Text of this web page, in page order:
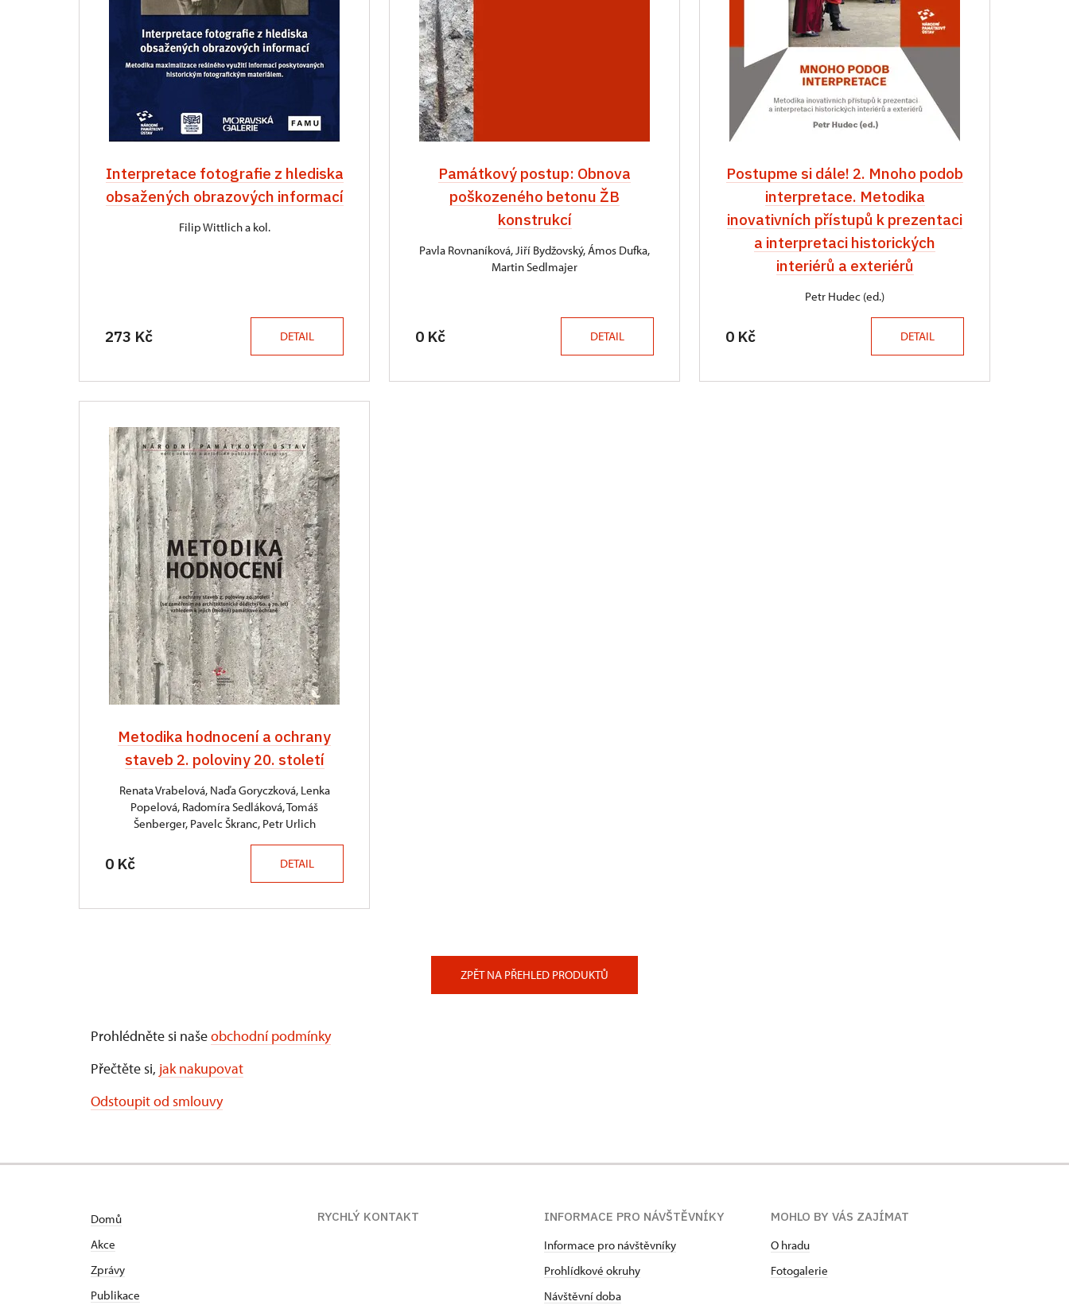
Interpretace fotografie z hlediska
obsažených obrazových informací
Filip Wittlich a kol.
273 Kč DETAIL
Památkový postup: Obnova
poškozeného betonu ŽB
konstrukcí
Pavla Rovnaníková, Jiří Bydžovský, Ámos Dufka,
Martin Sedlmajer
0 Kč DETAIL
Postupme si dále! 2. Mnoho podob
interpretace. Metodika
inovativních přístupů k prezentaci
a interpretaci historických
interiérů a exteriérů
Petr Hudec (ed.)
0 Kč DETAIL
Metodika hodnocení a ochrany
staveb 2. poloviny 20. století
Renata Vrabelová, Naďa Goryczková, Lenka
Popelová, Radomíra Sedláková, Tomáš
Šenberger, Pavelc Škranc, Petr Urlich
0 Kč DETAIL
ZPĚT NA PŘEHLED PRODUKTŮ
Prohlédněte si našeobchodní podmínky
Přečtěte si, jak nakupovat
Odstoupit od smlouvy
Domů
Akce
Zprávy
Publikace
RYCHLÝ KONTAKT
INFORMACE PRO NÁVŠTĚVNÍKY
Informace pro návštěvníky
Prohlídkové okruhy
Návštěvní doba
MOHLO BY VÁS ZAJÍMAT
O hradu
Fotogalerie